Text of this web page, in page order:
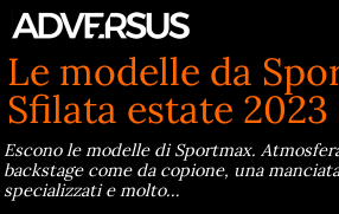
Vai
al
contenuto
Le modelle da
Sfilata estate 2023
Escono le modelle di Sportmax.
backstage come da copione, una
specializzati e molto…